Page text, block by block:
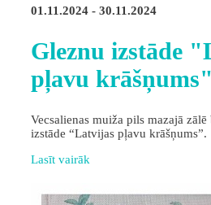
01.11.2024 - 30.11.2024
Gleznu izstāde
pļavu
Vecsalienas muiža pils mazajā
izstāde “Latvijas pļavu krāšņums”.
Lasīt vairāk